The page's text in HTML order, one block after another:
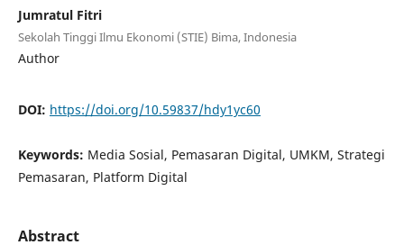
Jumratul Fitri
Sekolah Tinggi Ilmu Ekonomi (STIE) Bima, Indonesia
Author
DOI: https://doi.org/10.59837/hdy1yc60
Keywords: Media Sosial, Pemasaran Digital, UMKM, Strategi
Pemasaran, Platform Digital
Abstract